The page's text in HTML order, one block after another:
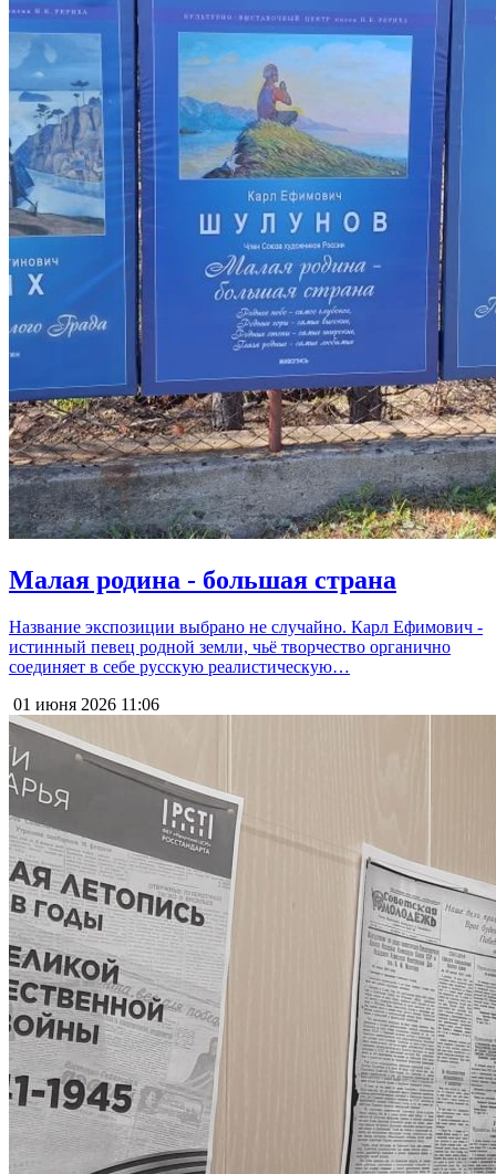
Малая родина - большая страна
Название экспозиции выбрано не случайно. Карл Ефимович -
истинный певец родной земли, чьё творчество органично
соединяет в себе русскую реалистическую…
01 июня 2026 11:06